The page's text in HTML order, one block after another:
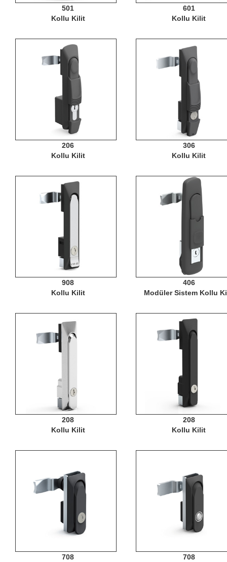
501
Kollu Kilit
601
Kollu Kilit
206
Kollu Kilit
306
Kollu Kilit
908
Kollu Kilit
406
Modüler Sistem Kollu
208
Kollu Kilit
208
Kollu Kilit
708
708